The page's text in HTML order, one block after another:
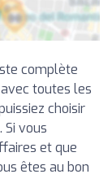
complète
toutes les
choisir
vous
et que
êtes au bon